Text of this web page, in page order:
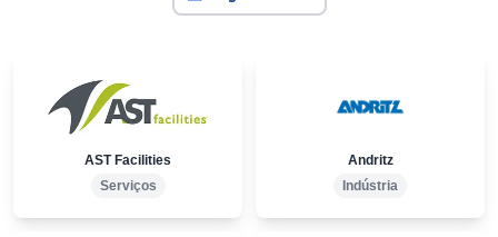
AST Facilities
Serviços
Andritz
Indústria